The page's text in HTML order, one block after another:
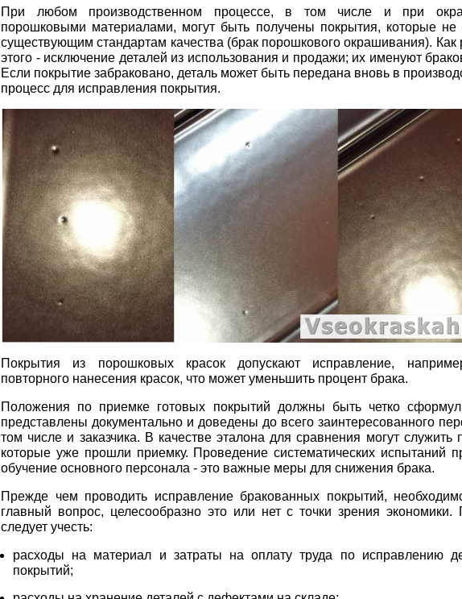
При любом производственном процессе, в том числе и при
порошковыми материалами, могут быть получены покрытия, которые не
существующим стандартам качества (брак порошкового окрашивания). Как
этого - исключение деталей из использования и продажи; их именуют
Если покрытие забраковано, деталь может быть передана вновь в
процесс для исправления покрытия.
Покрытия из порошковых красок допускают исправление,
повторного нанесения красок, что может уменьшить процент брака.
Положения по приемке готовых покрытий должны быть четко
представлены документально и доведены до всего заинтересованного
том числе и заказчика. В качестве эталона для сравнения могут служить
которые уже прошли приемку. Проведение систематических испытаний
обучение основного персонала - это важные меры для снижения брака.
Прежде чем проводить исправление бракованных покрытий,
главный вопрос, целесообразно это или нет с точки зрения экономики.
следует учесть:
расходы на материал и затраты на оплату труда по исправлению
покрытий;